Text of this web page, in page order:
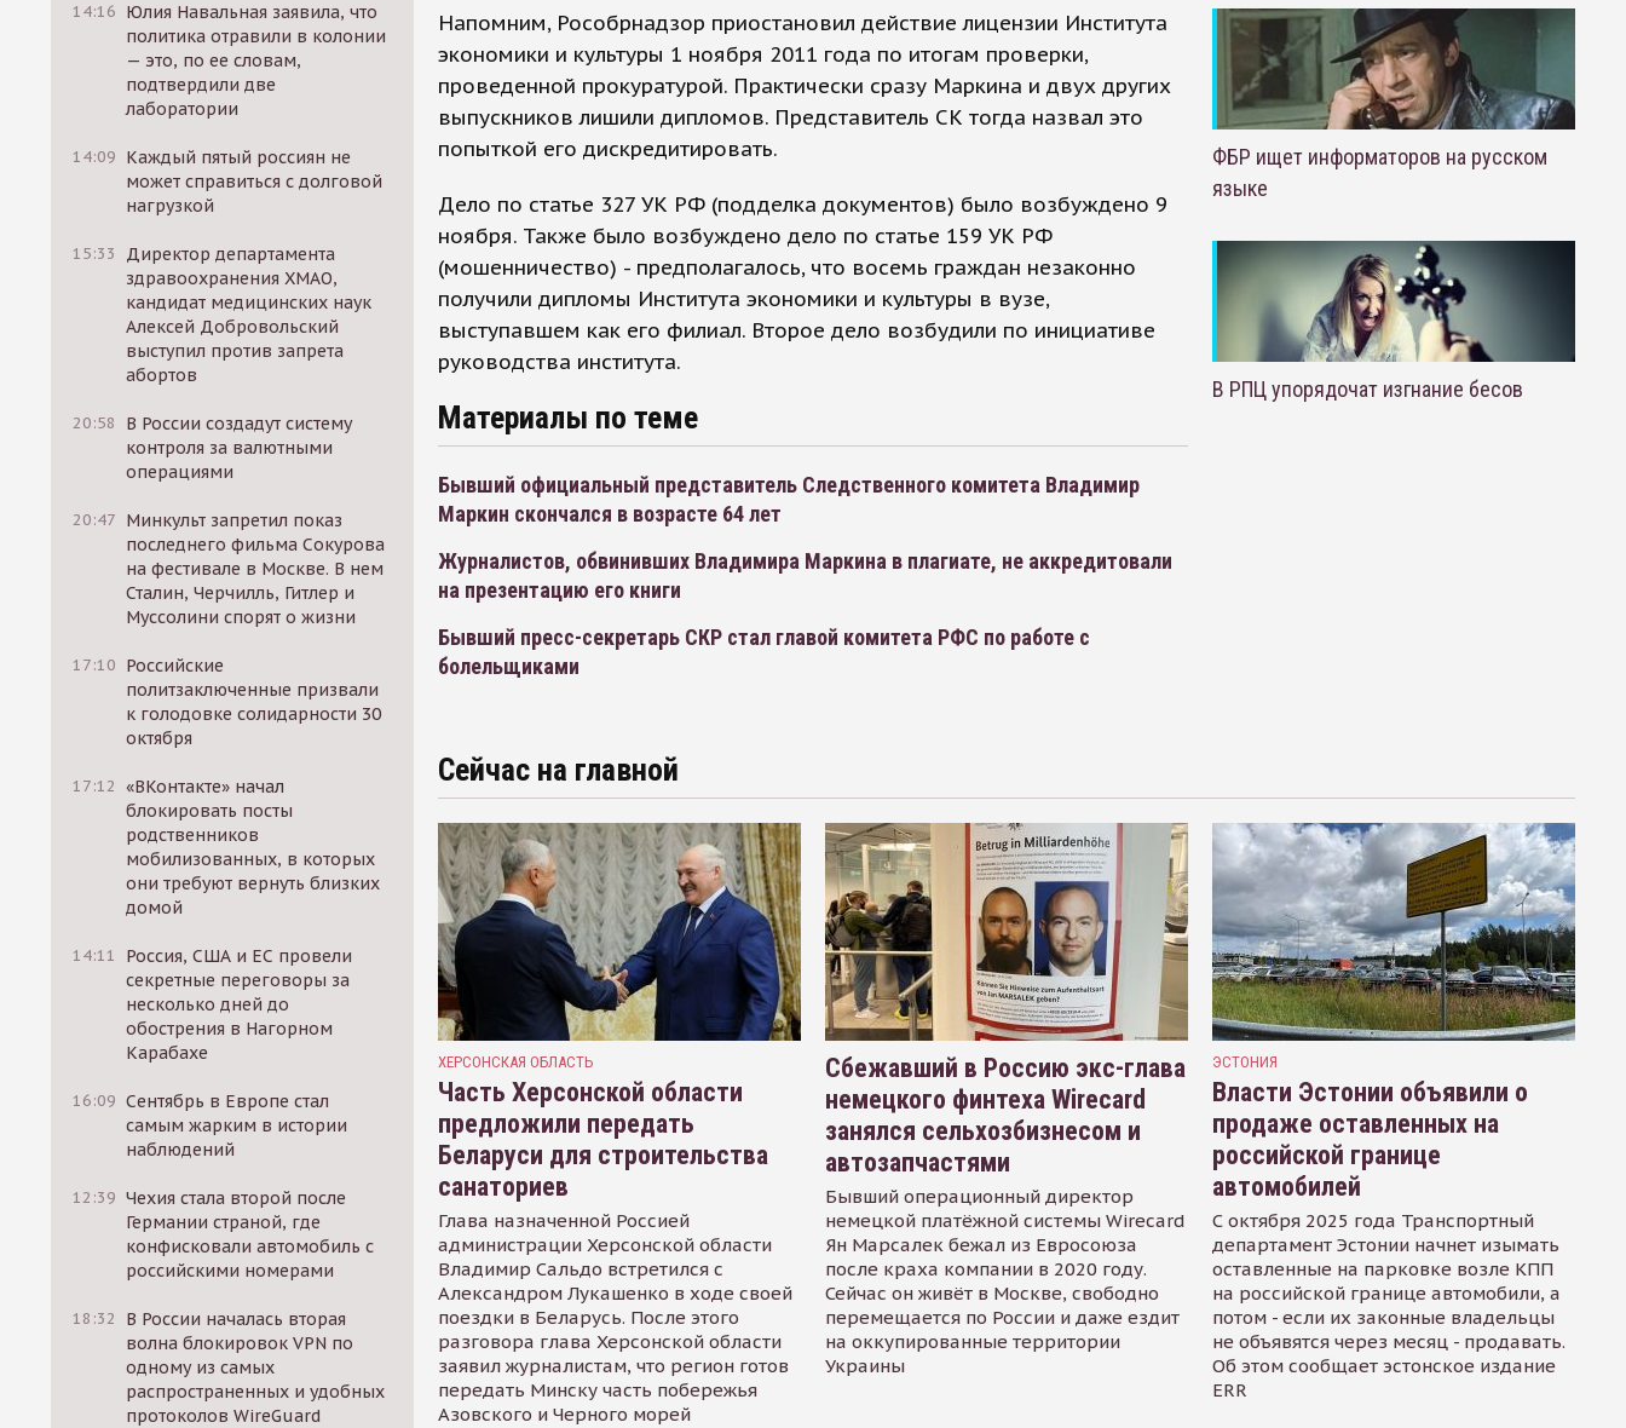
14:16 Юлия Навальная заявила, что
политика отравили в колонии
— это, по ее словам,
подтвердили две
лаборатории
14:09 Каждый пятый россиян не
может справиться с долговой
нагрузкой
15:33
Директор департамента
здравоохранения ХМАО,
кандидат медицинских наук
Алексей Добровольский
выступил против запрета
абортов
20:58
В России создадут систему
контроля за валютными
операциями
20:47 Минкульт запретил показ
последнего фильма Сокурова
на фестивале в Москве. В нем
Сталин, Черчилль, Гитлер и
Муссолини спорят о жизни
17:10 Российские
политзаключенные призвали
к голодовке солидарности 30
октября
17:12 «ВКонтакте» начал
блокировать посты
родственников
мобилизованных, в которых
они требуют вернуть близких
домой
14:11
Россия, США и ЕС провели
секретные переговоры за
несколько дней до
обострения в Нагорном
Карабахе
16:09 Сентябрь в Европе стал
самым жарким в истории
наблюдений
12:39 Чехия стала второй после
Германии страной, где
конфисковали автомобиль с
российскими номерами
18:32
В России началась вторая
волна блокировок VPN по
одному из самых
распространенных и удобных
протоколов WireGuard
Напомним, Рособрнадзор приостановил действие лицензии Института
экономики и культуры 1 ноября 2011 года по итогам проверки,
проведенной прокуратурой. Практически сразу Маркина и двух других
выпускников лишили дипломов. Представитель СК тогда назвал это
попыткой его дискредитировать.
Дело по статье 327 УК РФ (подделка документов) было возбуждено 9
ноября. Также было возбуждено дело по статье 159 УК РФ
(мошенничество) - предполагалось, что восемь граждан незаконно
получили дипломы Института экономики и культуры в вузе,
выступавшем как его филиал. Второе дело возбудили по инициативе
руководства института.
Материалы по теме
Бывший официальный представитель Следственного комитета Владимир
Маркин скончался в возрасте 64 лет
Журналистов, обвинивших Владимира Маркина в плагиате, не аккредитовали
на презентацию его книги
Бывший пресс-секретарь СКР стал главой комитета РФС по работе с
болельщиками
ФБР ищет информаторов на русском
языке
В РПЦ упорядочат изгнание бесов
Сейчас на главной
ХЕРСОНСКАЯ ОБЛАСТЬ
Часть Херсонской области
предложили передать
Беларуси для строительства
санаториев
Глава назначенной Россией
администрации Херсонской области
Владимир Сальдо встретился с
Александром Лукашенко в ходе своей
поездки в Беларусь. После этого
разговора глава Херсонской области
заявил журналистам, что регион готов
передать Минску часть побережья
Азовского и Черного морей
Сбежавший в Россию экс-глава
немецкого финтеха Wirecard
занялся сельхозбизнесом и
автозапчастями
Бывший операционный директор
немецкой платёжной системы Wirecard
Ян Марсалек бежал из Евросоюза
после краха компании в 2020 году.
Сейчас он живёт в Москве, свободно
перемещается по России и даже ездит
на оккупированные территории
Украины
ЭСТОНИЯ
Власти Эстонии объявили о
продаже оставленных на
российской границе
автомобилей
С октября 2025 года Транспортный
департамент Эстонии начнет изымать
оставленные на парковке возле КПП
на российской границе автомобили, а
потом - если их законные владельцы
не объявятся через месяц - продавать.
Об этом сообщает эстонское издание
ERR